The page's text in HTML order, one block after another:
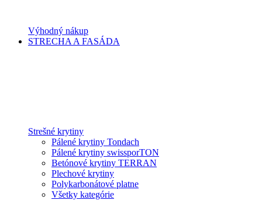
Výhodný nákup
STRECHA A FASÁDA
Strešné krytiny
Pálené krytiny Tondach
Pálené krytiny swissporTON
Betónové krytiny TERRAN
Plechové krytiny
Polykarbonátové platne
Všetky kategórie